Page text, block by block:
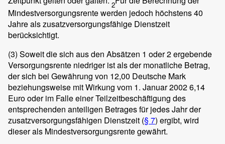
2
Mindestversorgungsrente werden jedoch höchstens 40
Jahre als zusatzversorgungsfähige Dienstzeit
berücksichtigt.
(3) Soweit die sich aus den Absätzen 1 oder 2 ergebende
Versorgungsrente niedriger ist als der monatliche Betrag,
der sich bei Gewährung von 12,00 Deutsche Mark
beziehungsweise mit Wirkung vom 1. Januar 2002 6,14
Euro oder im Falle einer Teilzeitbeschäftigung des
entsprechenden anteiligen Betrages für jedes Jahr der
zusatzversorgungsfähigen Dienstzeit (§ 7) ergibt, wird
dieser als Mindestversorgungsrente gewährt.